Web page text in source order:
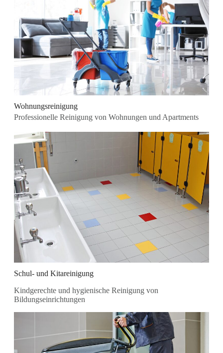
Wohnungsreinigung
Professionelle Reinigung von Wohnungen und Apartments
Schul- und Kitareinigung
Kindgerechte und hygienische Reinigung von
Bildungseinrichtungen